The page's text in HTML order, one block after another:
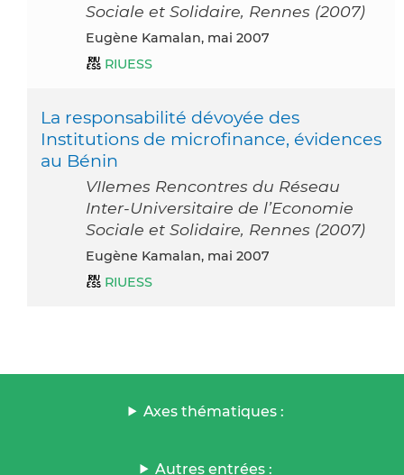
Sociale et Solidaire, Rennes (2007)
Eugène Kamalan, mai 2007
RIUESS
La responsabilité dévoyée des
Institutions de microfinance, évidences
au Bénin
VIIemes Rencontres du Réseau
Inter-Universitaire de l’Economie
Sociale et Solidaire, Rennes (2007)
Eugène Kamalan, mai 2007
RIUESS
Axes thématiques :
Autres entrées :